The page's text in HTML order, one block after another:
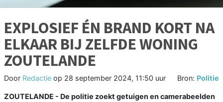
EXPLOSIEF ÉN BRAND KORT NA
ELKAAR BIJ ZELFDE WONING
ZOUTELANDE
Door Redactie op 28 september 2024, 11:50 uur Bron: Politie
ZOUTELANDE - De politie zoekt getuigen en camerabeelden